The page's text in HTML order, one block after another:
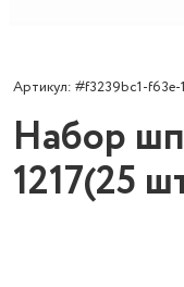
Артикул: #f3239bc1-
Набор
1217(25